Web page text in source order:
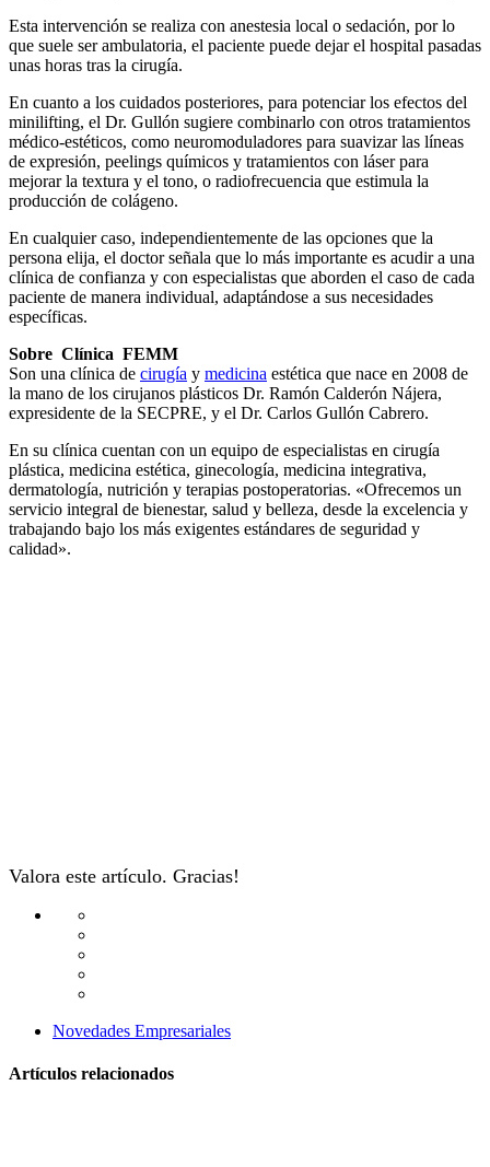
Esta intervención se realiza con anestesia local o sedación, por lo
que suele ser ambulatoria, el paciente puede dejar el hospital pasadas
unas horas tras la cirugía.
En cuanto a los cuidados posteriores, para potenciar los efectos del
minilifting, el Dr. Gullón sugiere combinarlo con otros tratamientos
médico-estéticos, como neuromoduladores para suavizar las líneas
de expresión, peelings químicos y tratamientos con láser para
mejorar la textura y el tono, o radiofrecuencia que estimula la
producción de colágeno.
En cualquier caso, independientemente de las opciones que la
persona elija, el doctor señala que lo más importante es acudir a una
clínica de confianza y con especialistas que aborden el caso de cada
paciente de manera individual, adaptándose a sus necesidades
específicas.
Sobre Clínica FEMM
Son una clínica de cirugía y medicina estética que nace en 2008 de
la mano de los cirujanos plásticos Dr. Ramón Calderón Nájera,
expresidente de la SECPRE, y el Dr. Carlos Gullón Cabrero.
En su clínica cuentan con un equipo de especialistas en cirugía
plástica, medicina estética, ginecología, medicina integrativa,
dermatología, nutrición y terapias postoperatorias. «Ofrecemos un
servicio integral de bienestar, salud y belleza, desde la excelencia y
trabajando bajo los más exigentes estándares de seguridad y
calidad».
Valora este artículo. Gracias!
Novedades Empresariales
Artículos relacionados